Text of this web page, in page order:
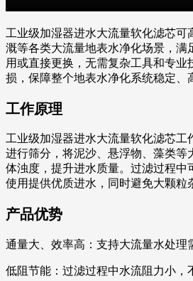
工业级加湿器进水大流量软化滤芯可
溉等各类大流量地表水净化场景，
用或直接更换，无需复杂工具和专
损，保障整个地表水净化系统稳定、
工作原理
工业级加湿器进水大流量软化滤芯
进行筛分，将泥沙、悬浮物、藻类
体浊度，提升进水质量。过滤过程
使用提供优质进水，同时避免大颗粒
产品优势
通量大、效率高：支持大流量水处理
低阻节能：过滤过程中水流阻力小，